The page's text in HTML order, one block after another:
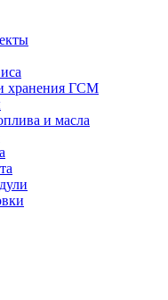
хранения ГСМ
и масла